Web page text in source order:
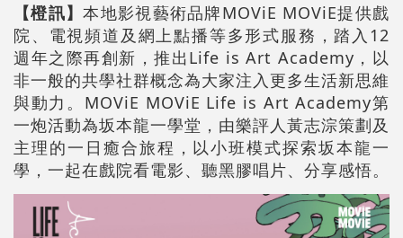
【橙訊】本地影視藝術品牌MOViE MOViE提供戲
院、電視頻道及網上點播等多形式服務，踏入12
週年之際再創新，推出Life is Art Academy，以
非一般的共學社群概念為大家注入更多生活新思維
與動力。MOViE MOViE Life is Art Academy第
一炮活動為坂本龍一學堂，由樂評人黃志淙策劃及
主理的一日癒合旅程，以小班模式探索坂本龍一
學，一起在戲院看電影、聽黑膠唱片、分享感悟。